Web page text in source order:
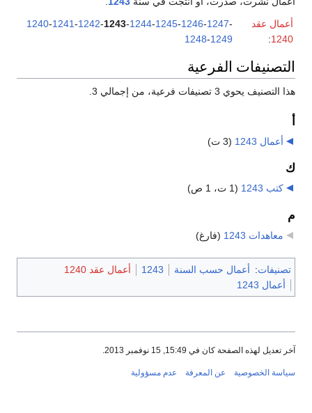
أعمال عقد
1240
:
1240-1241-1242-1243-1244-1245-1246-1247-
1248-1249
التصنيفات الفرعية
هذا التصنيف يحوي 3 تصنيفات فرعية، من إجمالي 3.
أعمال 1243 (3 ت)
ك
كتب 1243 (1 ت، 1 ص)
م
معاهدات 1243 (فارغ)
تصنيفات: أعمال حسب السنة 1243
أعمال عقد 1240
أعمال 1243
آخر تعديل لهذه الصفحة كان في 15:49, 15 نوفمبر 2013.
سياسة الخصوصية عن المعرفة عدم مسؤولية